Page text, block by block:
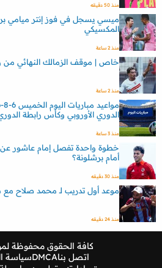
منذ 50 دقيقه
ميسي يسجل في فوز إنتر ميامي
المكسيكي
منذ 2 ساعة
خاص | موقف الزمالك النهائي من
منذ 2 ساعة
الدوري الأوروبي وكأس رابطة
منذ 3 ساعة
خطوة واحدة تفصل إمام عاشور عن
أمام برشلونة؟
منذ 30 دقيقه
موعد أول تدريب لـ محمد صلاح مع
منذ 24 دقيقه
كافة الحقوق محفوظة
اتصل بناDMCAسياسة